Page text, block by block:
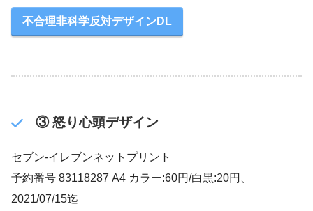
不合理非科学反対デザインDL
③ 怒り心頭デザイン
セブン‐イレブンネットプリント
予約番号 83118287 A4 カラー:60円/白黒:20円、
2021/07/15迄